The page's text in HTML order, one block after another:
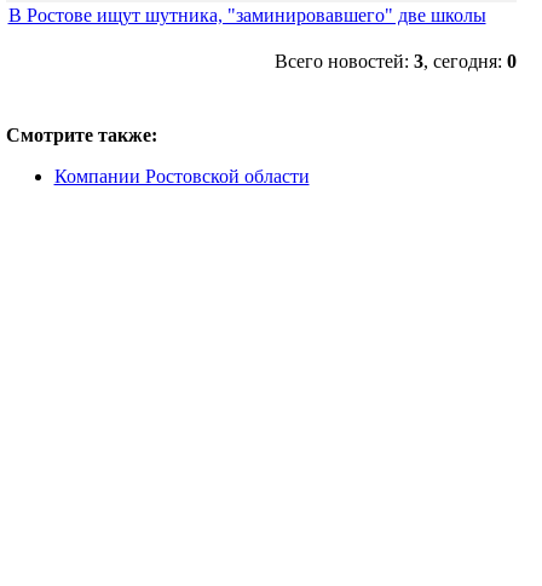
В Ростове ищут шутника, "заминировавшего" две школы
Всего новостей: 3, сегодня: 0
Смотрите также:
Компании Ростовской области